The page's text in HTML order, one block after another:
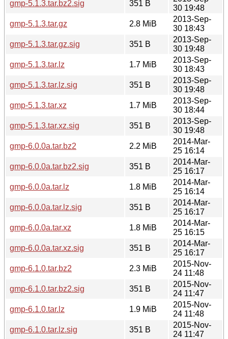
gmp-5.1.3.tar.bz2.sig
351 B
30 19:48
gmp-5.1.3.tar.gz
2.8 MiB
2013-Sep-
30 18:43
gmp-5.1.3.tar.gz.sig
351 B
2013-Sep-
30 19:48
gmp-5.1.3.tar.lz
1.7 MiB
2013-Sep-
30 18:43
gmp-5.1.3.tar.lz.sig
351 B
2013-Sep-
30 19:48
gmp-5.1.3.tar.xz
1.7 MiB
2013-Sep-
30 18:44
gmp-5.1.3.tar.xz.sig
351 B
2013-Sep-
30 19:48
gmp-6.0.0a.tar.bz2
2.2 MiB
2014-Mar-
25 16:14
gmp-6.0.0a.tar.bz2.sig
351 B
2014-Mar-
25 16:17
gmp-6.0.0a.tar.lz
1.8 MiB
2014-Mar-
25 16:14
gmp-6.0.0a.tar.lz.sig
351 B
2014-Mar-
25 16:17
gmp-6.0.0a.tar.xz
1.8 MiB
2014-Mar-
25 16:15
gmp-6.0.0a.tar.xz.sig
351 B
2014-Mar-
25 16:17
gmp-6.1.0.tar.bz2
2.3 MiB
2015-Nov-
24 11:48
gmp-6.1.0.tar.bz2.sig
351 B
2015-Nov-
24 11:47
gmp-6.1.0.tar.lz
1.9 MiB
2015-Nov-
24 11:48
gmp-6.1.0.tar.lz.sig
351 B
2015-Nov-
24 11:47